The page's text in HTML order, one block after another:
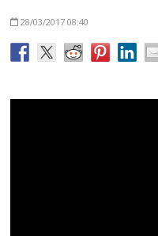
28/03/2017 08:40